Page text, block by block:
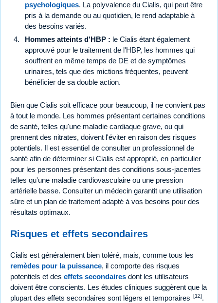
psychologiques. La polyvalence du Cialis, qui peut être
pris à la demande ou au quotidien, le rend adaptable à
des besoins variés.
Hommes atteints d'HBP : le Cialis étant également
approuvé pour le traitement de l'HBP, les hommes qui
souffrent en même temps de DE et de symptômes
urinaires, tels que des mictions fréquentes, peuvent
bénéficier de sa double action.
Bien que Cialis soit efficace pour beaucoup, il ne convient pas
à tout le monde. Les hommes présentant certaines conditions
de santé, telles qu'une maladie cardiaque grave, ou qui
prennent des nitrates, doivent l'éviter en raison des risques
potentiels. Il est essentiel de consulter un professionnel de
santé afin de déterminer si Cialis est approprié, en particulier
pour les personnes présentant des conditions sous-jacentes
telles qu'une maladie cardiovasculaire ou une pression
artérielle basse. Consulter un médecin garantit une utilisation
sûre et un plan de traitement adapté à vos besoins pour des
résultats optimaux.
Risques et effets secondaires
Cialis est généralement bien toléré, mais, comme tous les
remèdes pour la puissance, il comporte des risques
potentiels et des effets secondaires dont les utilisateurs
doivent être conscients. Les études cliniques suggèrent que la
plupart des effets secondaires sont légers et temporaires [12].